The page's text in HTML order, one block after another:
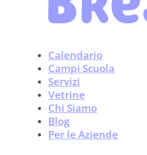
Calendario
Campi Scuola
Servizi
Vetrine
Chi Siamo
Blog
Per le Aziende